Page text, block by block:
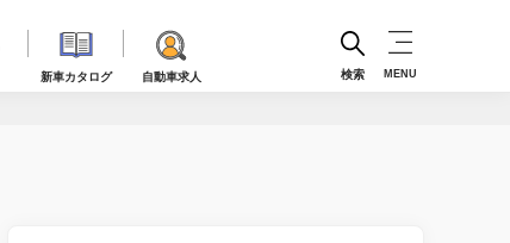
新車カタログ 自動車求人 検索 MENU